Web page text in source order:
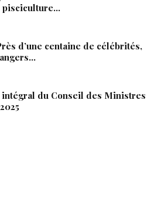
pisciculture…
d’une centaine de célébrités,
du Conseil des Ministres